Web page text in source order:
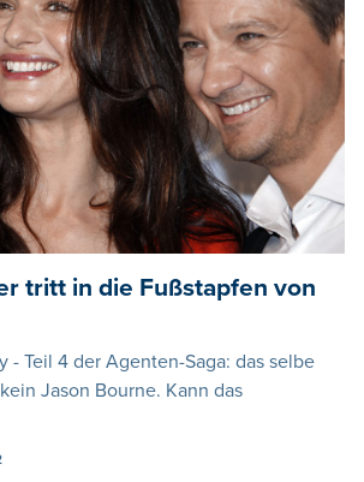
tritt in die Fußstapfen von
- Teil 4 der Agenten-Saga: das selbe
Jason Bourne. Kann das